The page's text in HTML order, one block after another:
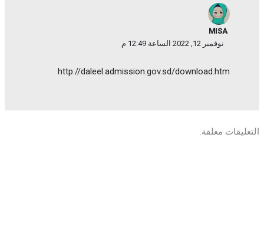
MISA
نوفمبر 12, 2022 الساعة 12:49 م
http://daleel.admission.gov.sd/download.htm
التعليقات مغلقة.